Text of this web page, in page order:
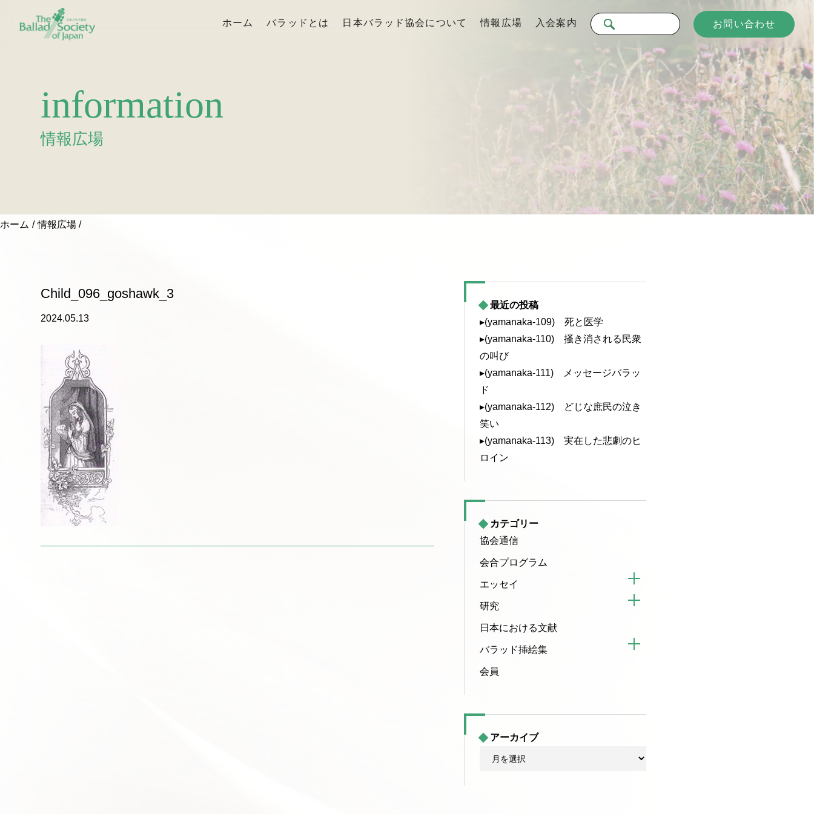
ホーム バラッドとは 日本バラッド協会について 情報広場 入会案内 お問い合わせ
information
情報広場
ホーム 情報広場
Child_096_goshawk_3
2024.05.13
最近の投稿
▸(yamanaka-109) 死と医学
▸(yamanaka-110) 掻き消される民衆
の叫び
▸(yamanaka-111) メッセージバラッ
ド
▸(yamanaka-112) どじな庶民の泣き
笑い
▸(yamanaka-113) 実在した悲劇のヒ
ロイン
カテゴリー
協会通信
会合プログラム
エッセイ
研究
日本における文献
バラッド挿絵集
会員
アーカイブ